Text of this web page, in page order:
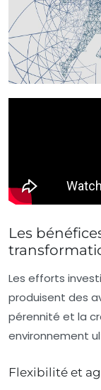
Les
Les efforts
produisent des
pérennité et la
environnement
Flexibilité et